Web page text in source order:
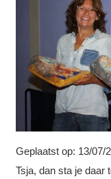
Geplaatst op: 13/07/
Tsja, dan sta je daar